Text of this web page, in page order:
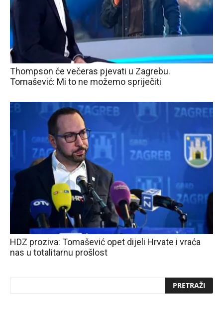
Thompson će večeras pjevati u Zagrebu.
Tomašević: Mi to ne možemo spriječiti
HDZ proziva: Tomašević opet dijeli Hrvate i vraća
nas u totalitarnu prošlost